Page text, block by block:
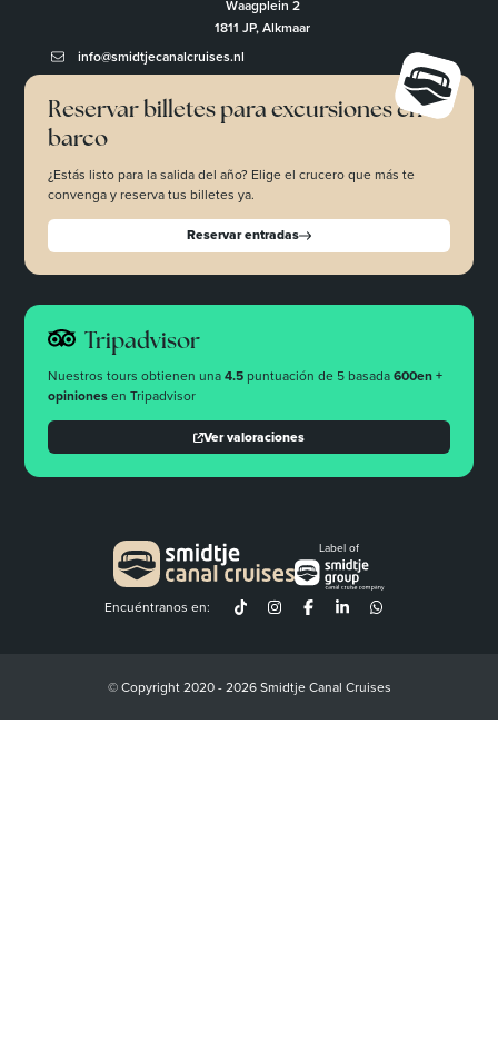
Waagplein 2
1811 JP, Alkmaar
info@smidtjecanalcruises.nl
Reservar billetes para excursiones en
barco
¿Estás listo para la salida del año? Elige el crucero que más te
convenga y reserva tus billetes ya.
Reservar entradas
Tripadvisor
Nuestros tours obtienen una4.5puntuación de 5 basada600en +
opinionesen Tripadvisor
Ver valoraciones
Label of
Encuéntranos en:
© Copyright 2020 - 2026 Smidtje Canal Cruises